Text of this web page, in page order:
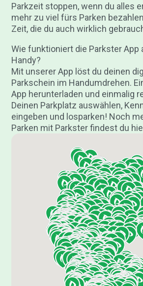
Parkzeit stoppen, wenn du alles
mehr zu viel fürs Parken
Zeit, die du auch wirklich
Wie funktioniert die Parkster App
Handy?
Mit unserer App löst du deinen
Parkschein im Handumdrehen.
App herunterladen und einmalig
Deinen Parkplatz auswählen,
eingeben und losparken! Noch
Parken mit Parkster findest du